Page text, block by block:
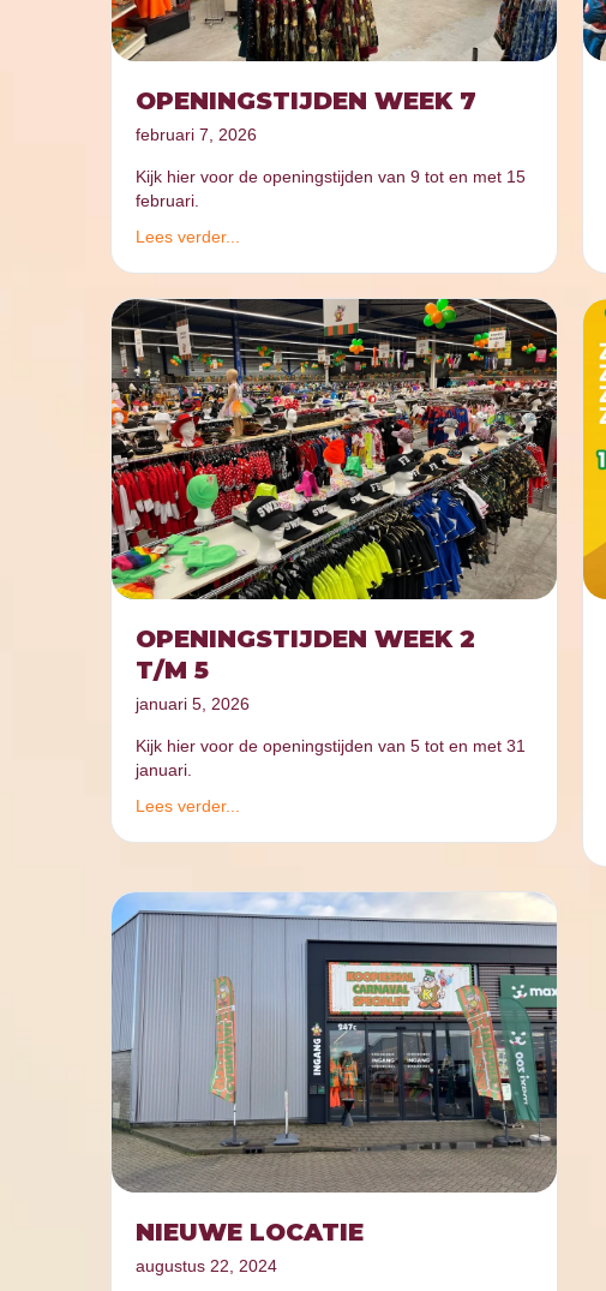
OPENINGSTIJDEN WEEK 7
februari 7, 2026
Kijk hier voor de openingstijden van 9 tot en met 15
februari.
Lees verder...
OPENINGSTIJDEN WEEK 2
T/M 5
januari 5, 2026
Kijk hier voor de openingstijden van 5 tot en met 31
januari.
Lees verder...
NIEUWE LOCATIE
augustus 22, 2024